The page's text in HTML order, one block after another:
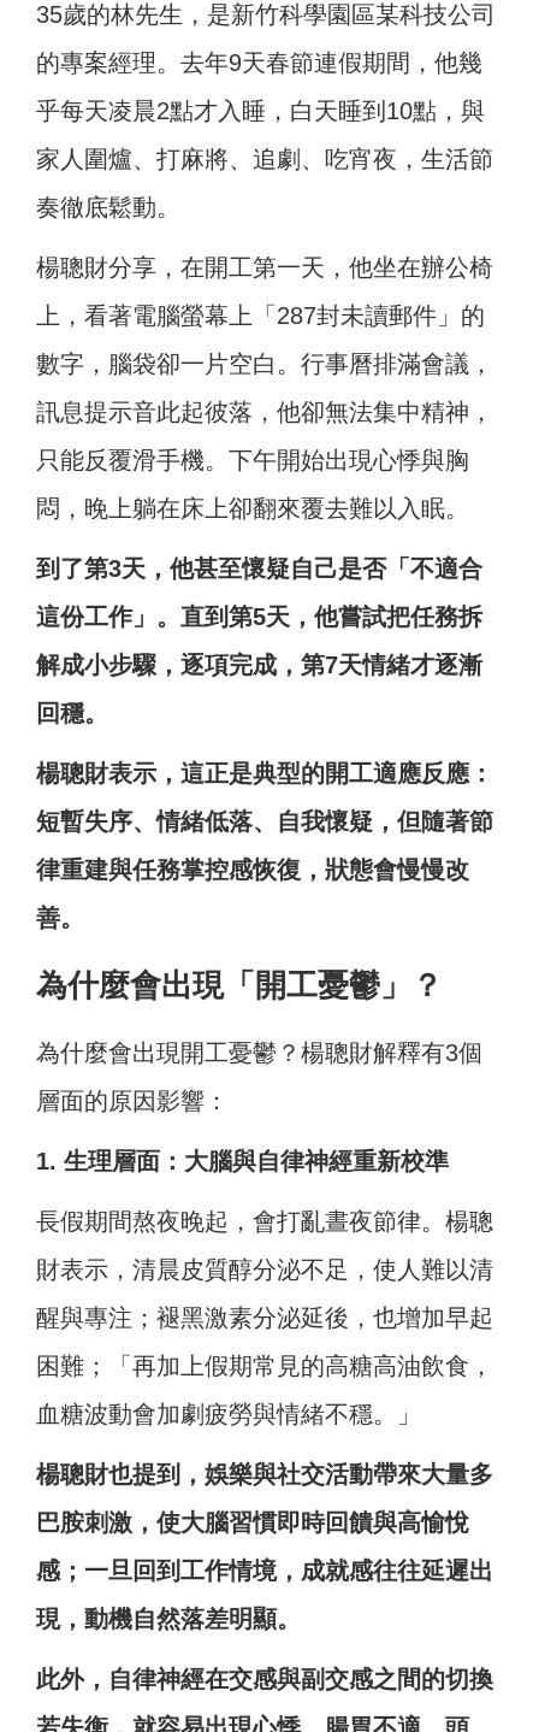
35歲的林先生，是新竹科學園區某科技公司
的專案經理。去年9天春節連假期間，他幾
乎每天凌晨2點才入睡，白天睡到10點，與
家人圍爐、打麻將、追劇、吃宵夜，生活節
奏徹底鬆動。
楊聰財分享，在開工第一天，他坐在辦公椅
上，看著電腦螢幕上「287封未讀郵件」的
數字，腦袋卻一片空白。行事曆排滿會議，
訊息提示音此起彼落，他卻無法集中精神，
只能反覆滑手機。下午開始出現心悸與胸
悶，晚上躺在床上卻翻來覆去難以入眠。
到了第3天，他甚至懷疑自己是否「不適合
這份工作」。直到第5天，他嘗試把任務拆
解成小步驟，逐項完成，第7天情緒才逐漸
回穩。
楊聰財表示，這正是典型的開工適應反應：
短暫失序、情緒低落、自我懷疑，但隨著節
律重建與任務掌控感恢復，狀態會慢慢改
善。
為什麼會出現「開工憂鬱」？
為什麼會出現開工憂鬱？楊聰財解釋有3個
層面的原因影響：
1. 生理層面：大腦與自律神經重新校準
長假期間熬夜晚起，會打亂晝夜節律。楊聰
財表示，清晨皮質醇分泌不足，使人難以清
醒與專注；褪黑激素分泌延後，也增加早起
困難；「再加上假期常見的高糖高油飲食，
血糖波動會加劇疲勞與情緒不穩。」
楊聰財也提到，娛樂與社交活動帶來大量多
巴胺刺激，使大腦習慣即時回饋與高愉悅
感；一旦回到工作情境，成就感往往延遲出
現，動機自然落差明顯。
此外，自律神經在交感與副交感之間的切換